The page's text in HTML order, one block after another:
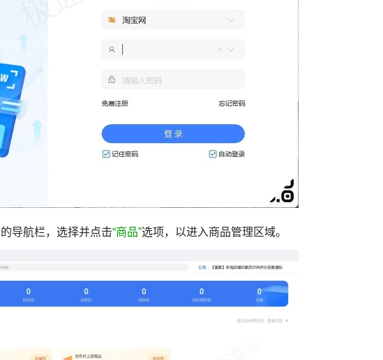
导航栏，选择并点击“商品”选项，以进入商品管理区域。